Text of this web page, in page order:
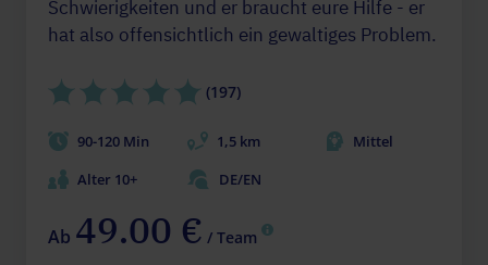
Schwierigkeiten und er braucht eure Hilfe - er
hat also offensichtlich ein gewaltiges Problem.
(197)
90-120 Min 1,5 km
Mittel
Alter 10+
DE/EN
Ab 49.00 € / Team